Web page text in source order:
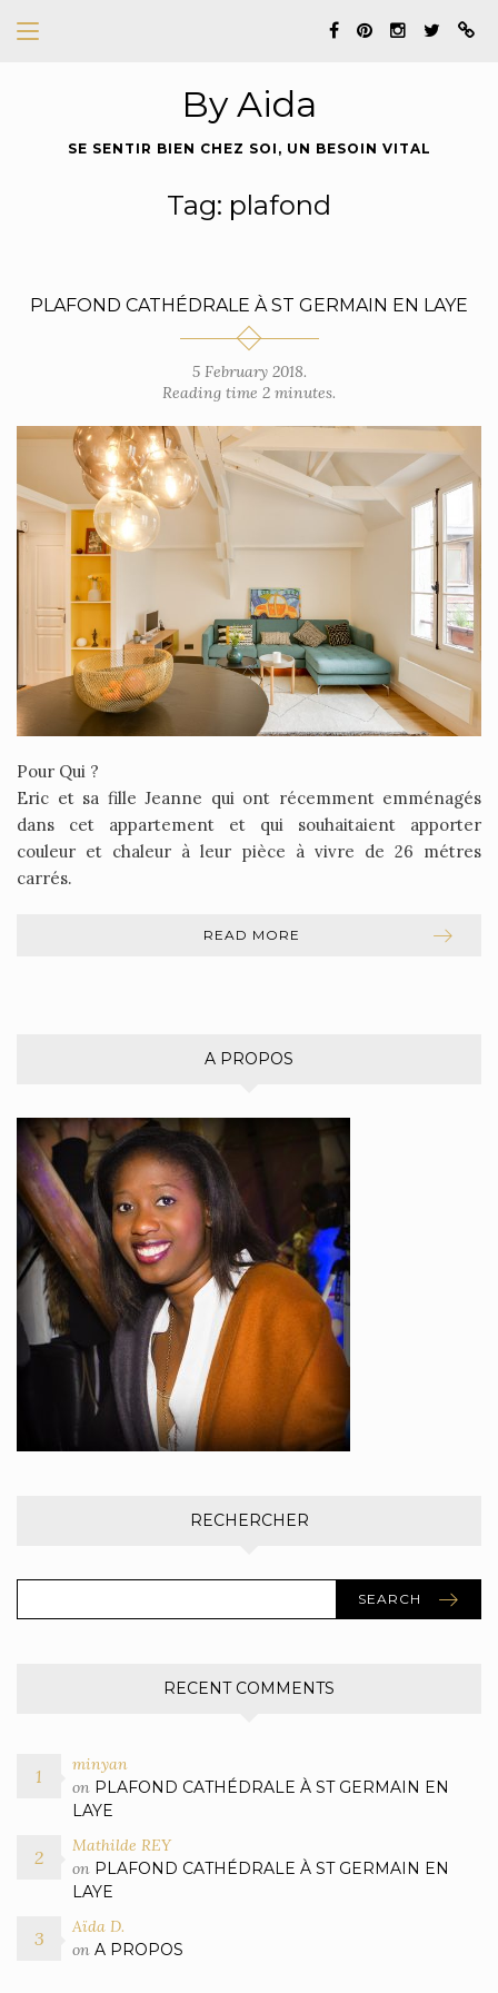
By Aida
SE SENTIR BIEN CHEZ SOI, UN BESOIN VITAL
Tag: plafond
PLAFOND CATHÉDRALE À ST GERMAIN EN LAYE
5 February 2018.
Reading time 2 minutes.
Pour Qui ?
Eric et sa fille Jeanne qui ont récemment emménagés
dans cet appartement et qui souhaitaient apporter
couleur et chaleur à leur pièce à vivre de 26 métres
carrés.
READ MORE
A PROPOS
RECHERCHER
SEARCH
RECENT COMMENTS
minyan
on PLAFOND CATHÉDRALE À ST GERMAIN EN
LAYE
Mathilde REY
on PLAFOND CATHÉDRALE À ST GERMAIN EN
LAYE
Aïda D.
on A PROPOS